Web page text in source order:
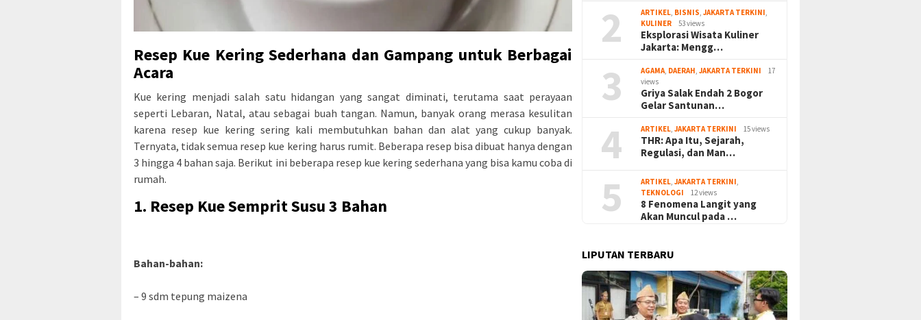
Resep Kue Kering Sederhana dan Gampang untuk Berbagai
Acara
Kue kering menjadi salah satu hidangan yang sangat diminati, terutama saat perayaan
seperti Lebaran, Natal, atau sebagai buah tangan. Namun, banyak orang merasa kesulitan
karena resep kue kering sering kali membutuhkan bahan dan alat yang cukup banyak.
Ternyata, tidak semua resep kue kering harus rumit. Beberapa resep bisa dibuat hanya dengan
3 hingga 4 bahan saja. Berikut ini beberapa resep kue kering sederhana yang bisa kamu coba di
rumah.
1. Resep Kue Semprit Susu 3 Bahan
Bahan-bahan:
– 9 sdm tepung maizena
2 ARTIKEL BISNIS ,JAKARTA TERKINI
KULINER
53 views
Eksplorasi Wisata Kuliner
Jakarta: Mengg…
3 AGAMA DAERAH ,JAKARTA TERKINI
17
views
Griya Salak Endah 2 Bogor
Gelar Santunan…
4 ARTIKEL ,JAKARTA TERKINI 15 views
THR: Apa Itu, Sejarah,
Regulasi, dan Man…
5 ARTIKEL ,JAKARTA TERKINI
TEKNOLOGI
12 views
8 Fenomena Langit yang
Akan Muncul pada …
LIPUTAN TERBARU